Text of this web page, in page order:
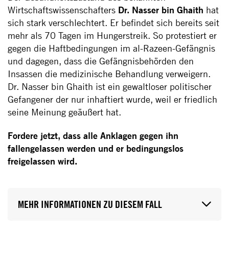
Wirtschaftswissenschafters Dr. Nasser bin Ghaith hat
sich stark verschlechtert. Er befindet sich bereits seit
mehr als 70 Tagen im Hungerstreik. So protestiert er
gegen die Haftbedingungen im al-Razeen-Gefängnis
und dagegen, dass die Gefängnisbehörden den
Insassen die medizinische Behandlung verweigern.
Dr. Nasser bin Ghaith ist ein gewaltloser politischer
Gefangener der nur inhaftiert wurde, weil er friedlich
seine Meinung geäußert hat.
Fordere jetzt, dass alle Anklagen gegen ihn
fallengelassen werden und er bedingungslos
freigelassen wird.
MEHR INFORMATIONEN ZU DIESEM FALL